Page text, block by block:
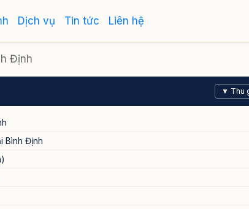
Dịch vụ Tin tức Liên hệ
Định
▼ Thu
Bình Định